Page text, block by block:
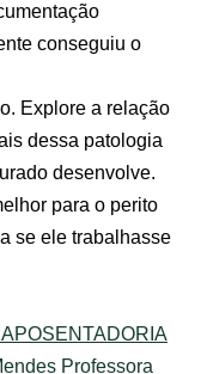
conseguiu o
Explore a relação
dessa patologia
desenvolve.
para o perito
se ele trabalhasse
Professora